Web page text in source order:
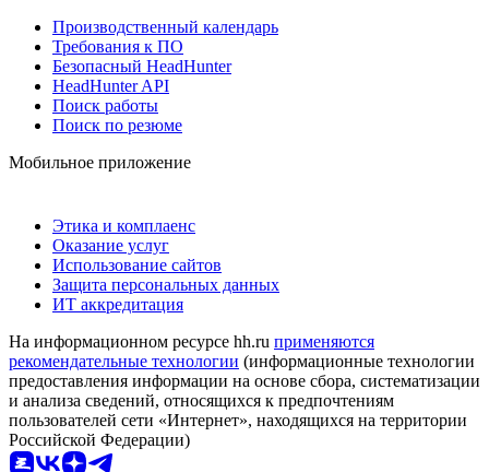
Производственный календарь
Требования к ПО
Безопасный HeadHunter
HeadHunter API
Поиск работы
Поиск по резюме
Мобильное приложение
Этика и комплаенс
Оказание услуг
Использование сайтов
Защита персональных данных
ИТ аккредитация
На информационном ресурсе hh.ru применяются
рекомендательные технологии (информационные технологии
предоставления информации на основе сбора, систематизации
и анализа сведений, относящихся к предпочтениям
пользователей сети «Интернет», находящихся на территории
Российской Федерации)